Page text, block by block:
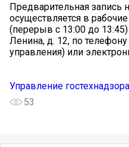
Предварительная запись
осуществляется в
(перерыв с 13:00 до
Ленина, д. 12, по
управления) или
Управление
53